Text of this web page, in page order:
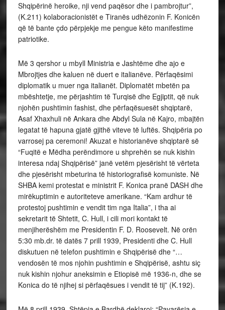
Shqipërinë heroike, nji vend paqësor dhe i pambrojtur”,
(K.211) kolaboracionistët e Tiranës udhëzonin F. Konicën
që të bante çdo përpjekje me pengue këto manifestime
patriotike.
Më 3 qershor u mbyll Ministria e Jashtëme dhe ajo e
Mbrojtjes dhe kaluen në duert e italianëve. Përfaqësimi
diplomatik u muer nga italianët. Diplomatët mbetën pa
mbështetje, me përjashtim të Turqisë dhe Egjiptit, që nuk
njohën pushtimin fashist, dhe përfaqësuesët shqiptarë,
Asaf Xhaxhuli në Ankara dhe Abdyl Sula në Kajro, mbajtën
legatat të hapuna gjatë gjithë viteve të luftës. Shqipëria po
varrosej pa ceremoni! Akuzat e historianëve shqiptarë së
“Fuqitë e Mëdha perëndimore u shprehën se nuk kishin
interesa ndaj Shqipërisë” janë vetëm pjesërisht të vërteta
dhe pjesërisht mbeturina të historiografisë komuniste. Në
SHBA kemi protestat e ministrit F. Konica pranë DASH dhe
mirëkuptimin e autoriteteve amerikane. “Kam ardhur të
protestoj pushtimin e vendit tim nga Italia”, i tha ai
sekretarit të Shtetit, C. Hull, i cili mori kontakt të
menjiherëshëm me Presidentin F. D. Roosevelt. Në orën
5:30 mb.dr. të datës 7 prill 1939, Presidenti dhe C. Hull
diskutuen në telefon pushtimin e Shqipërisë dhe “…
vendosën të mos njohin pushtimin e Shqipërisë, ashtu siç
nuk kishin njohur aneksimin e Etiopisë më 1936-n, dhe se
Konica do të njihej si përfaqësues i vendit të tij” (K.192).